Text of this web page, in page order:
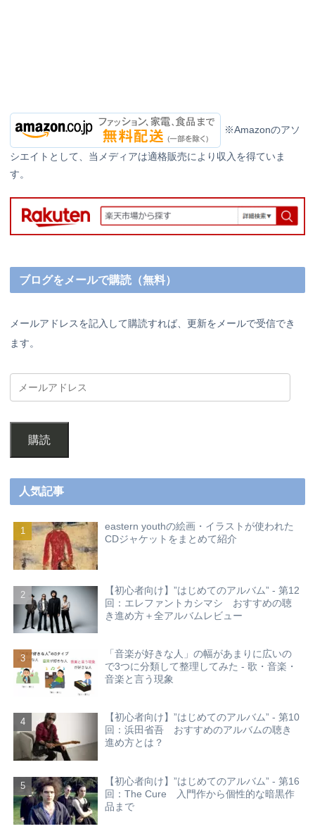
※Amazonのアソ
シエイトとして、当メディアは適格販売により収入を得ていま
す。
ブログをメールで購読（無料）
メールアドレスを記入して購読すれば、更新をメールで受信でき
ます。
購読
人気記事
eastern youthの絵画・イラストが使われた
CDジャケットをまとめて紹介
【初心者向け】”はじめてのアルバム” - 第12
回：エレファントカシマシ おすすめの聴
き進め方＋全アルバムレビュー
「音楽が好きな人」の幅があまりに広いの
で3つに分類して整理してみた - 歌・音楽・
音楽と言う現象
【初心者向け】”はじめてのアルバム” - 第10
回：浜田省吾 おすすめのアルバムの聴き
進め方とは？
【初心者向け】”はじめてのアルバム” - 第16
回：The Cure 入門作から個性的な暗黒作
品まで